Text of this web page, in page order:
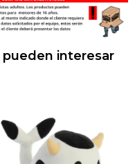
interesar